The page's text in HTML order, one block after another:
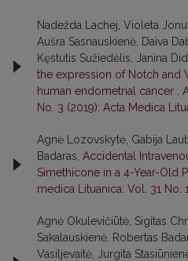
Nadežda Lachej, Violeta
Aušra Sasnauskienė, Daiva
Kęstutis Sužiedėlis, Janina
the expression of Notch and
human endometrial cancer
No. 3 (2019): Acta Medica
Agnė Lozovskytė, Gabija
Badaras, Accidental
Simethicone in a 4-Year-Old
medica Lituanica: Vol. 31 No.
Agnė Okulevičiūtė, Sigitas
Sakalauskienė, Robertas
Vasiljevaitė, Jurgita